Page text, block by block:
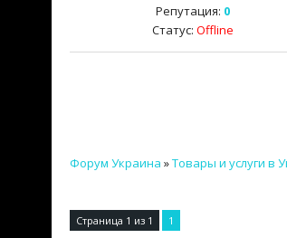
Репутация: 0
Статус: Offline
Форум Украина »Товары и услуги в
Страница 1 из 1 1